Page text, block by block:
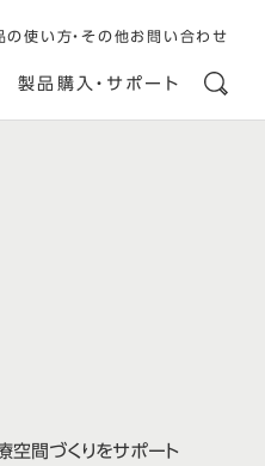
の使い方・その他お問い合わせ
製品購入・サポート
空間づくりをサポート